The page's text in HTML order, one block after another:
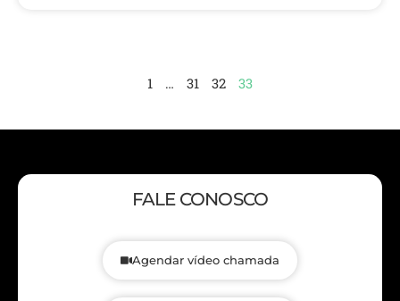
1 … 31 32 33
FALE CONOSCO
Agendar vídeo chamada